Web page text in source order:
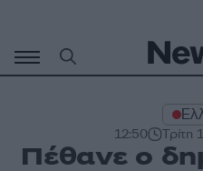
περιεχόμενο
12:50 Τρίτη
Πέθανε ο